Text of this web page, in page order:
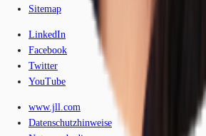
Sitemap
LinkedIn
Facebook
Twitter
YouTube
www.jll.com
Datenschutzhinweise